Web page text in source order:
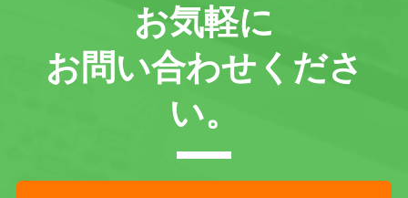
お気軽に
お問い合わせくださ
い。